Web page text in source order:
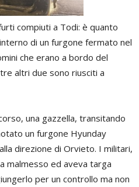
compiuti a Todi: è quanto
di un furgone fermato nel
che erano a bordo del
altri due sono riusciti a
una gazzella, transitando
un furgone Hyunday
direzione di Orvieto. I militari,
malmesso ed aveva targa
per un controllo ma non